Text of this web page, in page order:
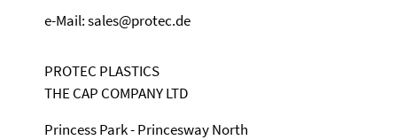
e-Mail: sales@protec.de
PROTEC PLASTICS
THE CAP COMPANY LTD
Princess Park - Princesway North